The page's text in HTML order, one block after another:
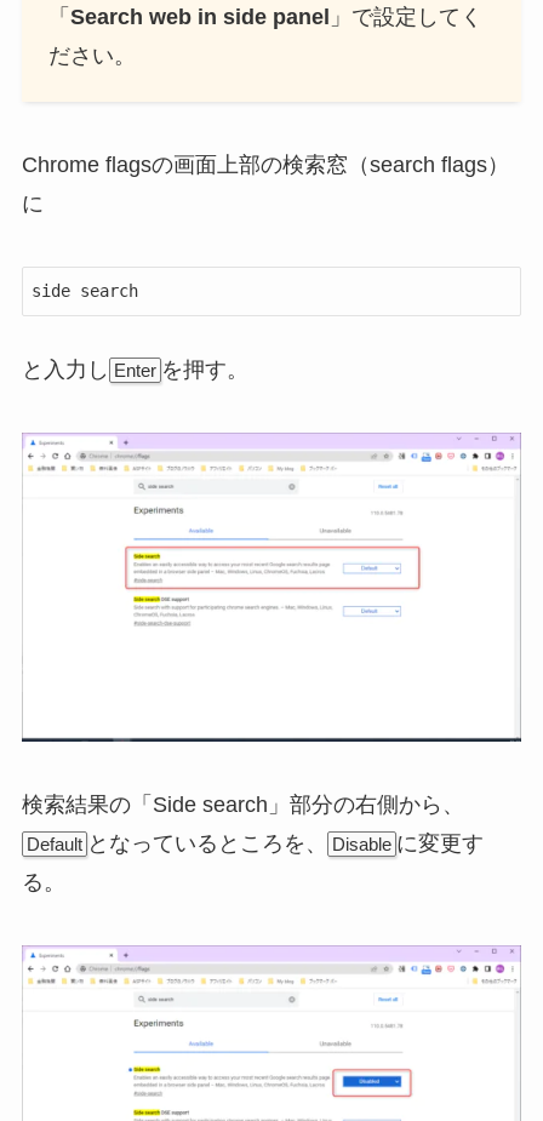
「Search web in side panel 」で設定してく
ださい。
Chrome flagsの画面上部の検索窓（search flags）
に
side search
と入力し Enter を押す。
検索結果の「Side search」部分の右側から、
Default となっているところを、 Disable に変更す
る。